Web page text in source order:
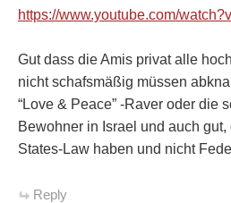
https://www.youtube.com/
Gut dass die Amis privat alle
nicht schafsmäßig müssen
“Love & Peace” -Raver oder die
Bewohner in Israel und auch
States-Law haben und nicht
Reply